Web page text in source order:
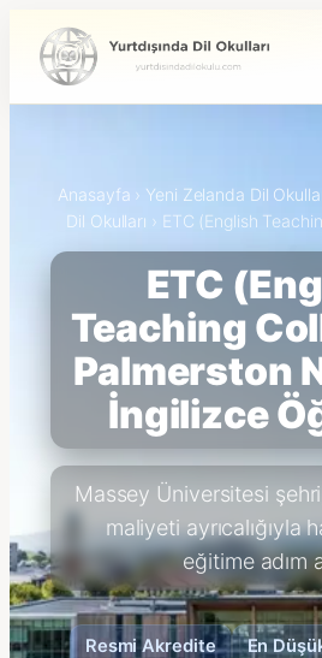
Anasayfa › Yeni Zelanda Dil
Dil Okulları › ETC (English
ETC
Teaching
Palmerston
İngilizce
Massey Üniversitesi
maliyeti ayrıcalığıyla
eğitime adım
Resmi Akredite En